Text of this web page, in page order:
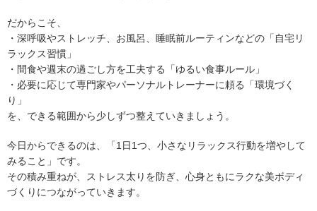
だからこそ、
・深呼吸やストレッチ、お風呂、睡眠前ルーティンなどの「自宅リ
ラックス習慣」
・間食や週末の過ごし方を工夫する「ゆるい食事ルール」
・必要に応じて専門家やパーソナルトレーナーに頼る「環境づく
り」
を、できる範囲から少しずつ整えていきましょう。
今日からできるのは、「1日1つ、小さなリラックス行動を増やして
みること」です。
その積み重ねが、ストレス太りを防ぎ、心身ともにラクな美ボディ
づくりにつながっていきます。